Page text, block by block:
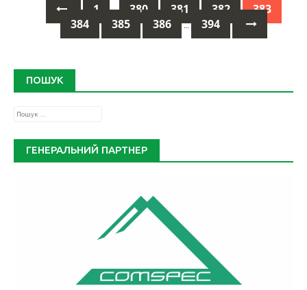
Posts
navigation
1 … 380 381 382
383
384
385 386 … 394
ПОШУК
Пошук:
ГЕНЕРАЛЬНИЙ ПАРТНЕР